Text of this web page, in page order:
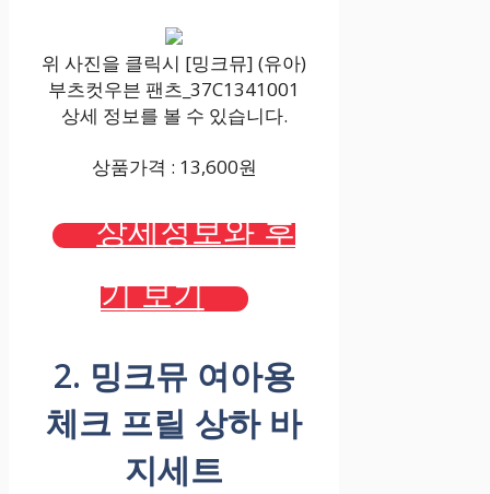
위 사진을 클릭시 [밍크뮤] (유아)
부츠컷우븐 팬츠_37C1341001
상세 정보를 볼 수 있습니다.
상품가격 : 13,600원
상세정보와 후
기 보기
2. 밍크뮤 여아용
체크 프릴 상하 바
지세트